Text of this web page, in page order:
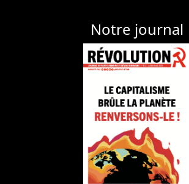
Notre journal